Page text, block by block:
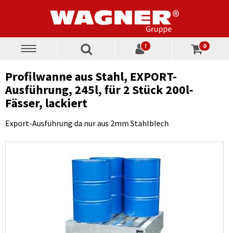
Toggle
! 0
Profilwanne aus Stahl, EXPORT-
Ausführung, 245l, für 2 Stück 200l-
Fässer, lackiert
Export-Ausführung da nur aus 2mm Stahlblech